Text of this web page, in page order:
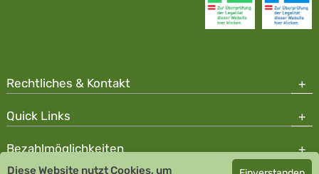
Rechtliches & Kontakt
Quick Links
Bezahlmöglichkeiten
Diese Website nutzt Cookies, um